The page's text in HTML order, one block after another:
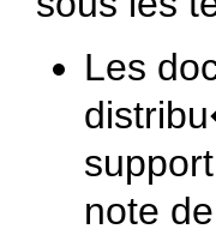
Les
note